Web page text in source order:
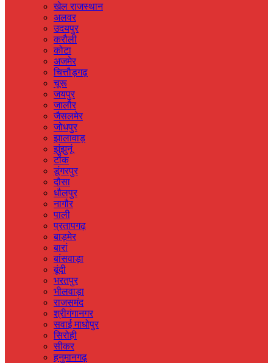
खेल राजस्‍थान
अलवर
उदयपुर
करौली
कोटा
अजमेर
चित्तौड़गढ़
चूरू
जयपुर
जालौर
जैसलमेर
जोधपुर
झालावाड़
झुंझुनूं
टोंक
डूंगरपुर
दौसा
धौलपुर
नागौर
पाली
प्रतापगढ़
बाड़मेर
बारां
बांसवाड़ा
बूंदी
भरतपुर
भीलवाड़ा
राजसमंद
श्रीगंगानगर
सवाई माधोपुर
सिरोही
सीकर
हनुमानगढ़